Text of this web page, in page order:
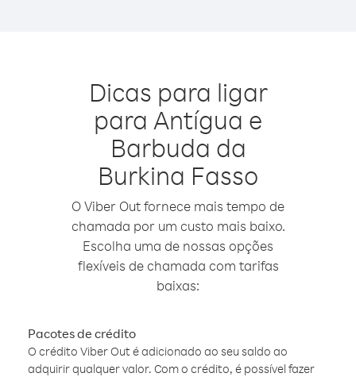
Dicas para ligar
para Antígua e
Barbuda da
Burkina Fasso
O Viber Out fornece mais tempo de
chamada por um custo mais baixo.
Escolha uma de nossas opções
flexíveis de chamada com tarifas
baixas:
Pacotes de crédito
O crédito Viber Out é adicionado ao seu saldo ao
adquirir qualquer valor. Com o crédito, é possível fazer